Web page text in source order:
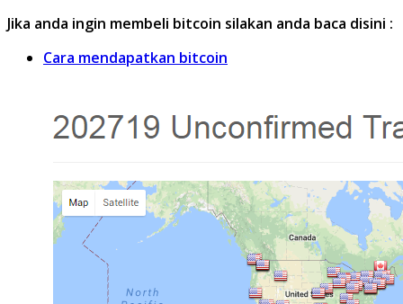
Jika anda ingin membeli bitcoin silakan anda baca disini :
Cara mendapatkan bitcoin